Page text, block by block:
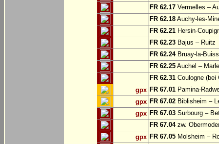
FR 62.17 Vermelles –
FR 62.18 Auchy-les-
FR 62.21 Hersin-
FR 62.23 Bajus – Ruitz
FR 62.24Bruay-la-
FR 62.25 Auchel –
FR 62.31 Coulogne (bei
gpx FR 67.01 Pamina-
gpx FR 67.02 Biblisheim –
gpx FR 67.03 Surbourg –
FR 67.04zw.
gpx FR 67.05 Molsheim –